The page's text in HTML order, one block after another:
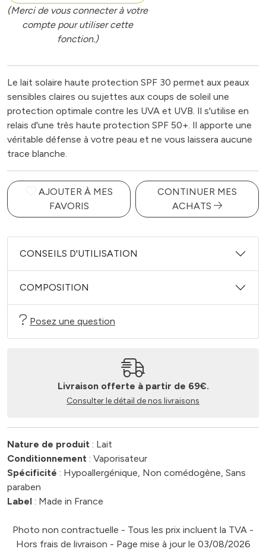
(Merci de vous connecter à votre
compte pour utiliser cette
fonction.)
Le lait solaire haute protection SPF 30 permet aux peaux
sensibles claires ou sujettes aux coups de soleil une
protection optimale contre les UVA et UVB. Il s'utilise en
relais d'une très haute protection SPF 50+. Il apporte une
véritable défense à votre peau et ne vous laissera aucune
trace blanche.
AJOUTER À MES
FAVORIS
CONTINUER MES
ACHATS
CONSEILS D'UTILISATION
COMPOSITION
Posez une question
Livraison offerte à partir de 69€.
Consulter le détail de nos livraisons
Nature de produit : Lait
Conditionnement : Vaporisateur
Spécificité : Hypoallergénique, Non comédogène, Sans
paraben
Label : Made in France
Photo non contractuelle - Tous les prix incluent la TVA -
Hors frais de livraison - Page mise à jour le 03/08/2026